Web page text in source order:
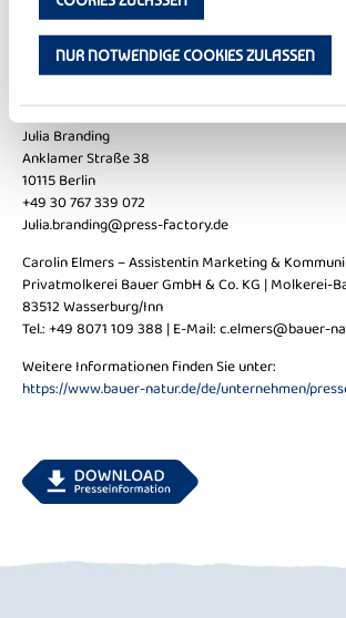
NUR NOTWENDIGE COOKIES ZULASSEN
Bauer - familiengeprüfte Qualität mit Herz und
Ihr Pressekontakt
Press Factory GmbH
Julia Branding
Anklamer Straße 38
10115 Berlin
+49 30 767 339 072
Julia.branding@press-factory.de
Carolin Elmers – Assistentin Marketing &
Privatmolkerei Bauer GmbH & Co. KG | Molkerei-
83512 Wasserburg/Inn
Tel.: +49 8071 109 388 | E-Mail:c.elmers@bauer-
Weitere Informationen finden Sie unter:
https://www.bauer-natur.de/de/unternehmen/